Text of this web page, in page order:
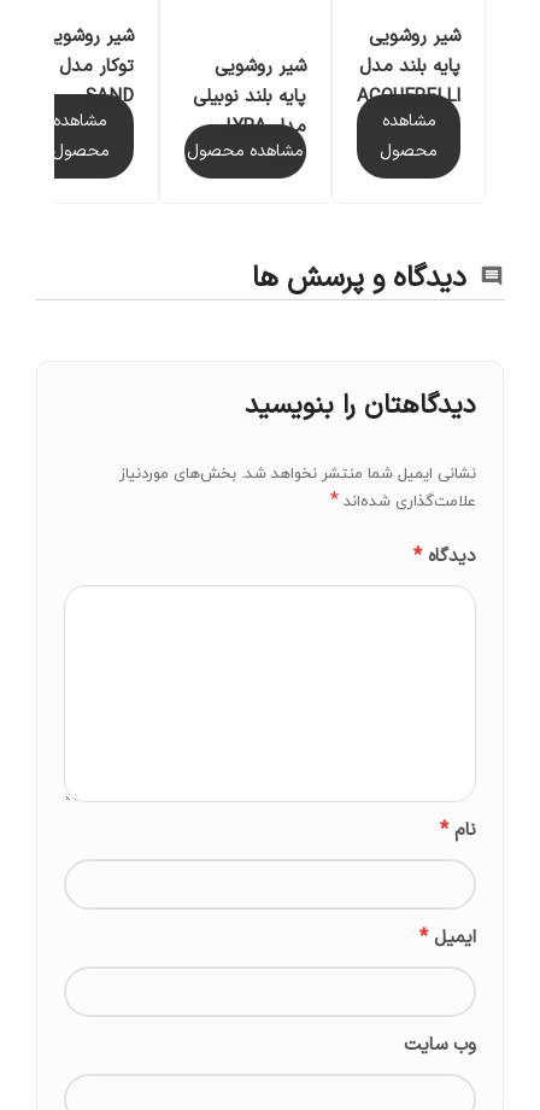
شیر روشویی
پایه بلند مدل
ACQUERELLI
مشاهده
محصول
شیر روشویی
پایه بلند نوبیلی
مدل LYRA
UNO
مشاهده محصول
شیر روشویی
توکار مدل
SAND
مشاهده
محصول
دیدگاه و پرسش ها
دیدگاهتان را بنویسید
نشانی ایمیل شما منتشر نخواهد شد. بخش‌های موردنیاز
علامت‌گذاری شده‌اند *
دیدگاه*
نام*
ایمیل*
وب‌ سایت